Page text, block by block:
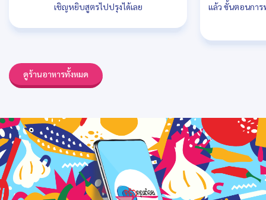
เชิญหยิบสูตรไปปรุงได้เลย
แล้ว ขั้นตอนกา
ดูร้านอาหารทั้งหมด